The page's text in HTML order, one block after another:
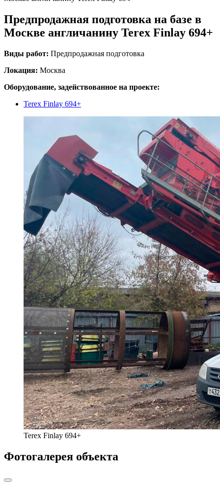
Предпродажная подготовка на базе в
Москве англичанину Terex Finlay 694+
Виды работ: Предпродажная подготовка
Локация: Москва
Оборудование, задействованное на проекте:
Terex Finlay 694+
Terex Finlay 694+
Фотогалерея объекта